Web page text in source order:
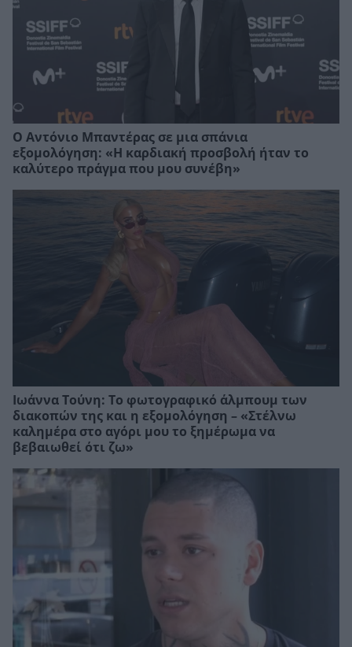
Ο Αντόνιο Μπαντέρας σε μια σπάνια
εξομολόγηση: «Η καρδιακή προσβολή ήταν το
καλύτερο πράγμα που μου συνέβη»
Ιωάννα Τούνη: Το φωτογραφικό άλμπουμ των
διακοπών της και η εξομολόγηση – «Στέλνω
καλημέρα στο αγόρι μου το ξημέρωμα να
βεβαιωθεί ότι ζω»